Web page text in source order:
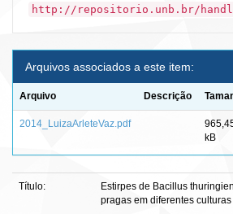
http://repositorio.unb.br/
Arquivos associados a este item:
Arquivo Descrição
2014_LuizaArleteVaz.pdf
kB
Título:
Estirpes de Bacillus
pragas em diferentes culturas